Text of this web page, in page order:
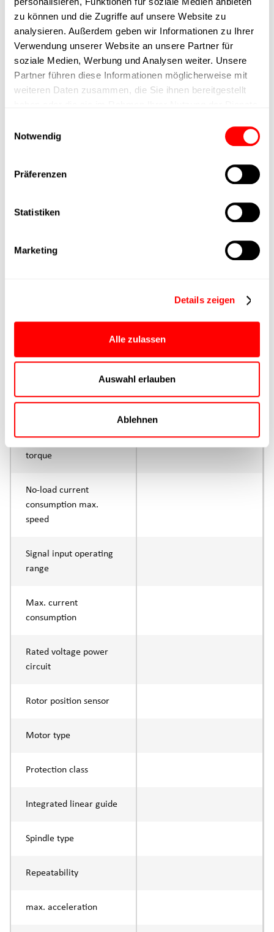
zu können und die Zugriffe auf unsere Website zu
analysieren. Außerdem geben wir Informationen zu Ihrer
Verwendung unserer Website an unsere Partner für
soziale Medien, Werbung und Analysen weiter. Unsere
Partner führen diese Informationen möglicherweise mit
weiteren Daten zusammen, die Sie ihnen bereitgestellt
Notwendig
Präferenzen
Statistiken
Marketing
Details zeigen
Alle zulassen
Auswahl erlauben
Ablehnen
Min. lifting time
Max. work cycles
Delivery time
Parameterisation
Rated torque
Max. Torque peak
Max. rated speed Rated
torque
No-load current
consumption max.
speed
Signal input operating
range
Max. current
consumption
Rated voltage power
circuit
Rotor position sensor
Motor type
Protection class
Integrated linear guide
Spindle type
Repeatability
max. acceleration